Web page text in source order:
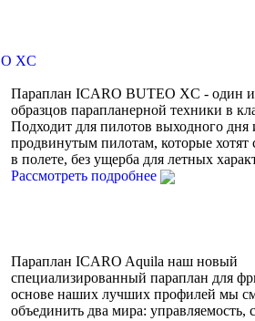
XC
Параплан ICARO BUTEO XC - один
образцов парапланерной техники в
Подходит для пилотов выходного дня
продвинутым пилотам, которые хотят
в полете, без ущерба для летных
Рассмотреть подробнее
Параплан ICARO Aquila наш новый
специализированный параплан для
основе наших лучших профилей мы
объединить два мира: управляемость,